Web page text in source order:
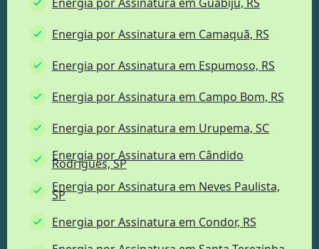
Energia por Assinatura em Camaquã, RS
Energia por Assinatura em Espumoso, RS
Energia por Assinatura em Campo Bom, RS
Energia por Assinatura em Urupema, SC
Energia por Assinatura em Cândido
Rodrigues, SP
Energia por Assinatura em Neves Paulista,
SP
Energia por Assinatura em Condor, RS